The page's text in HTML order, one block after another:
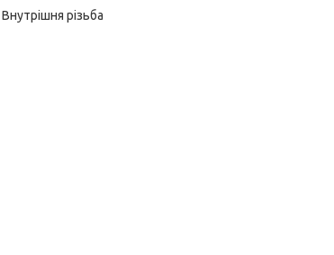
різьба